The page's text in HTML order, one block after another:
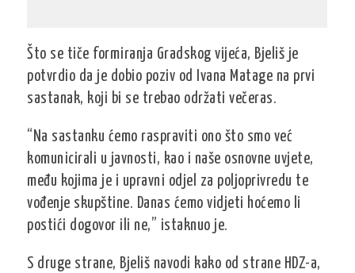
Što se tiče formiranja Gradskog vijeća, Bjeliš je
potvrdio da je dobio poziv od Ivana Matage na prvi
sastanak, koji bi se trebao održati večeras.
“Na sastanku ćemo raspraviti ono što smo već
komunicirali u javnosti, kao i naše osnovne uvjete,
među kojima je i upravni odjel za poljoprivredu te
vođenje skupštine. Danas ćemo vidjeti hoćemo li
postići dogovor ili ne,” istaknuo je.
S druge strane, Bjeliš navodi kako od strane HDZ-a,